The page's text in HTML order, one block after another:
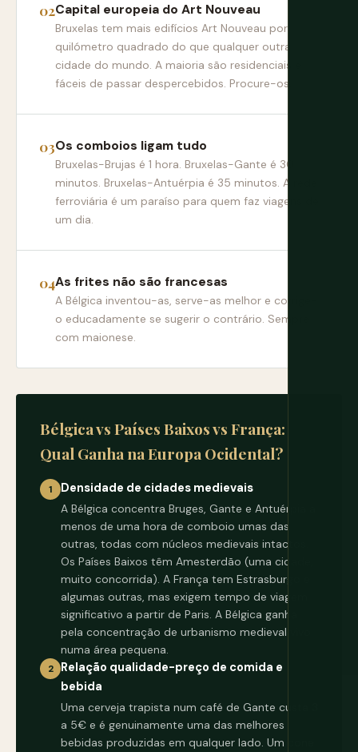
Capital europeia do Art Nouveau
Bruxelas tem mais edifícios Art Nouveau por
quilómetro quadrado do que qualquer outra
cidade do mundo. A maioria são residenciais e
fáceis de passar despercebidos. Procure-os.
Os comboios ligam tudo
Bruxelas-Brujas é 1 hora. Bruxelas-Gante é 30
minutos. Bruxelas-Antuérpia é 35 minutos. A rede
ferroviária é um paraíso para quem faz viagens de
um dia.
As frites não são francesas
A Bélgica inventou-as, serve-as melhor e corrige-
o educadamente se sugerir o contrário. Sempre
com maionese.
Bélgica vs Países Baixos vs França:
Qual Ganha na Europa Ocidental?
1 Densidade de cidades medievais
A Bélgica concentra Bruges, Gante e Antuérpia a
menos de uma hora de comboio umas das
outras, todas com núcleos medievais intactos.
Os Países Baixos têm Amesterdão (uma cidade,
muito concorrida). A França tem Estrasburgo e
algumas outras, mas exigem tempo de viagem
significativo a partir de Paris. A Bélgica ganha
pela concentração de urbanismo medieval vivo
numa área pequena.
2
Relação qualidade-preço de comida e
bebida
Uma cerveja trapista num café de Gante custa 3
a 5€ e é genuinamente uma das melhores
bebidas produzidas em qualquer lado. Um cone